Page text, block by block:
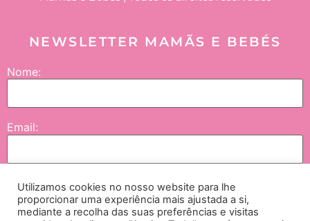
NEWSLETTER MAMÃS E BEBÉS
Nome:
Email:
Enviar
Utilizamos cookies no nosso website para lhe
proporcionar uma experiência mais ajustada a si,
mediante a recolha das suas preferências e visitas